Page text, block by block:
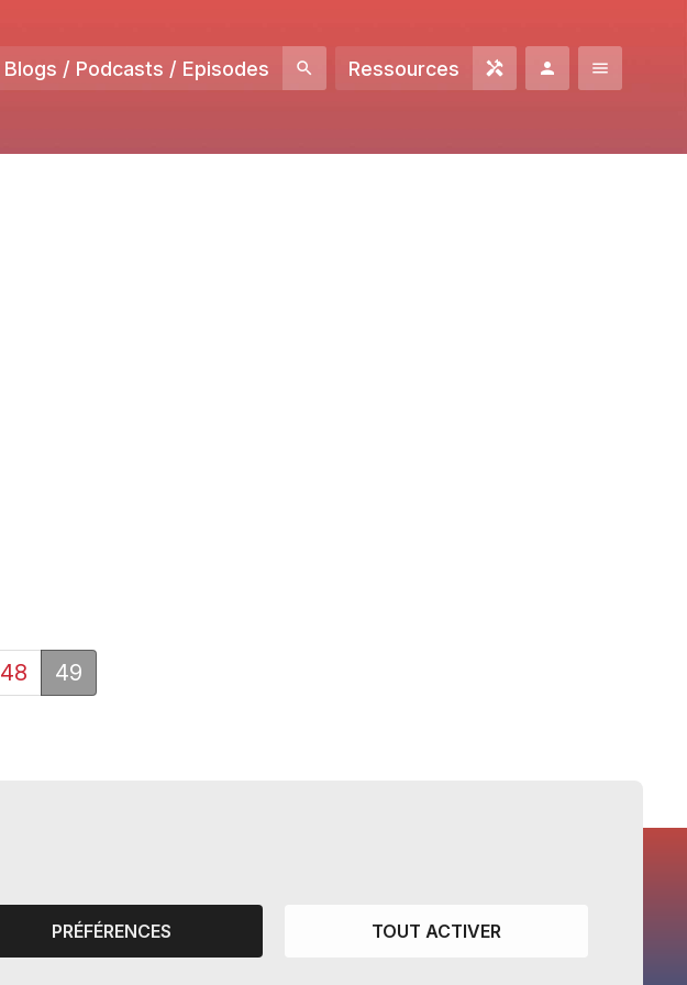
Blogs / Podcasts / Episodes Ressources
48 49
CANTONS PARTENAIRES
PRÉFÉRENCES TOUT ACTIVER